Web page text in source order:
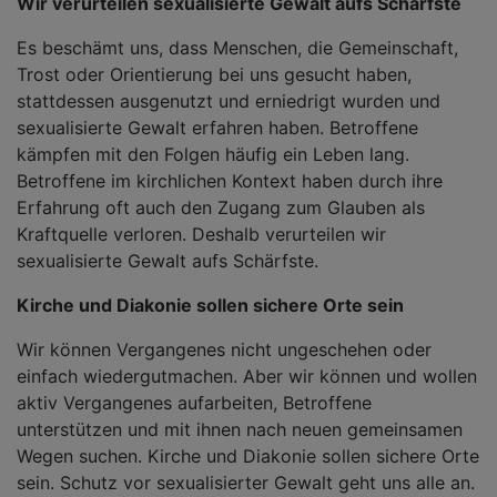
Es beschämt uns, dass Menschen, die Gemeinschaft,
Trost oder Orientierung bei uns gesucht haben,
stattdessen ausgenutzt und erniedrigt wurden und
sexualisierte Gewalt erfahren haben. Betroffene
kämpfen mit den Folgen häufig ein Leben lang.
Betroffene im kirchlichen Kontext haben durch ihre
Erfahrung oft auch den Zugang zum Glauben als
Kraftquelle verloren. Deshalb verurteilen wir
sexualisierte Gewalt aufs Schärfste.
Kirche und Diakonie sollen sichere Orte sein
Wir können Vergangenes nicht ungeschehen oder
einfach wiedergutmachen. Aber wir können und wollen
aktiv Vergangenes aufarbeiten, Betroffene
unterstützen und mit ihnen nach neuen gemeinsamen
Wegen suchen. Kirche und Diakonie sollen sichere Orte
sein. Schutz vor sexualisierter Gewalt geht uns alle an.